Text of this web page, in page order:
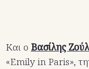
Και ο Βασίλης
«Emily in Paris»,